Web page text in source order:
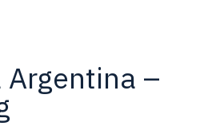
Argentina –